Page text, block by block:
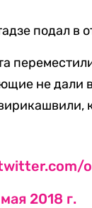
подал в
не дали
2018 г.